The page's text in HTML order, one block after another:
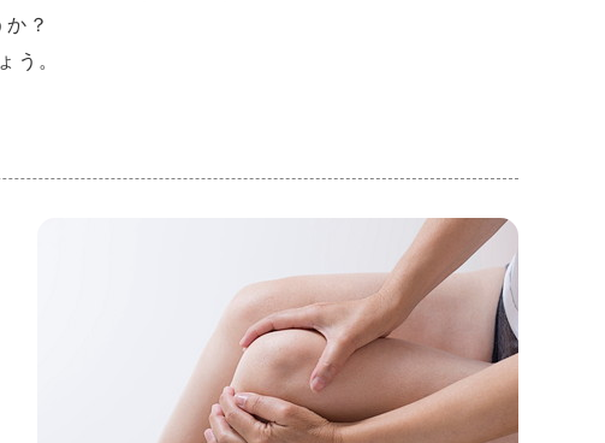
？
う。